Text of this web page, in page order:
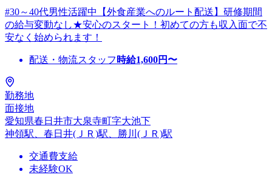
#30～40代男性活躍中【外食産業へのルート配送】研修期間
の給与変動なし★安心のスタート！初めての方も収入面で不
安なく始められます！
配送・物流スタッフ 時給1,600円〜
勤務地
面接地
愛知県春日井市大泉寺町字大池下
神領駅、春日井(ＪＲ)駅、勝川(ＪＲ)駅
交通費支給
未経験OK